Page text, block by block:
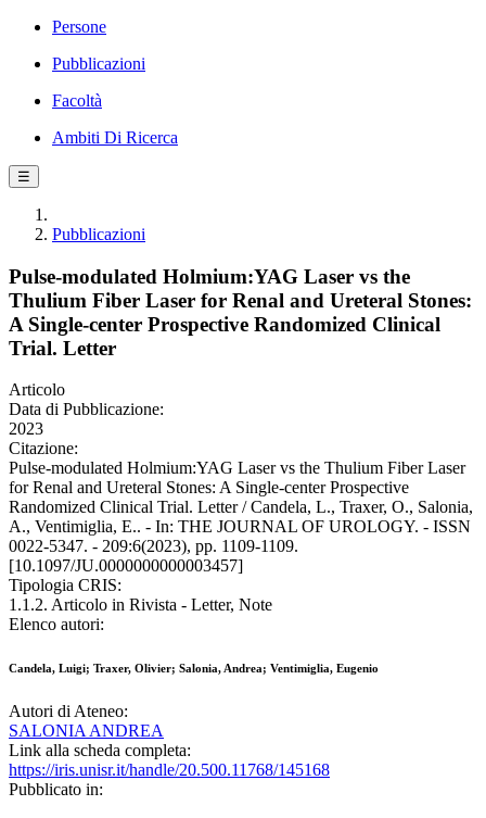
Persone
Pubblicazioni
Facoltà
Ambiti Di Ricerca
☰
Pubblicazioni
Pulse-modulated Holmium:YAG Laser vs the
Thulium Fiber Laser for Renal and Ureteral Stones:
A Single-center Prospective Randomized Clinical
Trial. Letter
Articolo
Data di Pubblicazione:
2023
Citazione:
Pulse-modulated Holmium:YAG Laser vs the Thulium Fiber Laser
for Renal and Ureteral Stones: A Single-center Prospective
Randomized Clinical Trial. Letter / Candela, L., Traxer, O., Salonia,
A., Ventimiglia, E.. - In: THE JOURNAL OF UROLOGY. - ISSN
0022-5347. - 209:6(2023), pp. 1109-1109.
[10.1097/JU.0000000000003457]
Tipologia CRIS:
1.1.2. Articolo in Rivista - Letter, Note
Elenco autori:
Candela, Luigi; Traxer, Olivier; Salonia, Andrea; Ventimiglia, Eugenio
Autori di Ateneo:
SALONIA ANDREA
Link alla scheda completa:
https://iris.unisr.it/handle/20.500.11768/145168
Pubblicato in: